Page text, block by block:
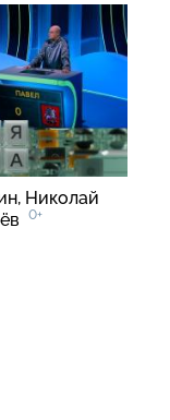
Николай
0+